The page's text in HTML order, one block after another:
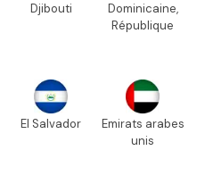
Djibouti
Dominicaine,
République
El Salvador
Emirats arabes
unis